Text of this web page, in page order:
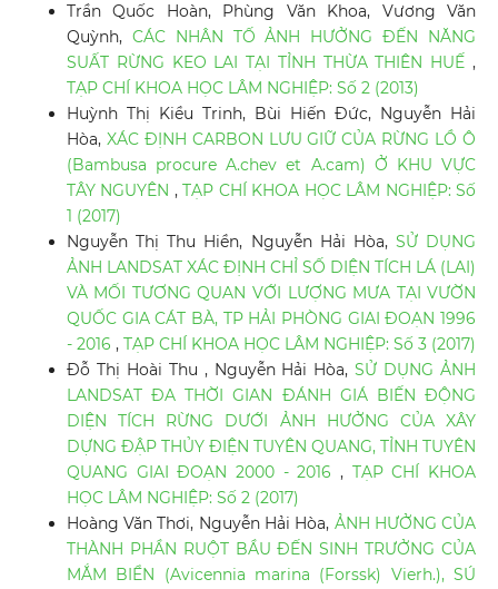
Trần Quốc Hoàn, Phùng Văn Khoa, Vương Văn
Quỳnh, CÁC NHÂN TỐ ẢNH HƯỞNG ĐẾN NĂNG
SUẤT RỪNG KEO LAI TẠI TỈNH THỪA THIÊN HUẾ,
TẠP CHÍ KHOA HỌC LÂM NGHIỆP: Số 2 (2013)
Huỳnh Thị Kiều Trinh, Bùi Hiến Đức, Nguyễn Hải
Hòa, XÁC ĐỊNH CARBON LƯU GIỮ CỦA RỪNG LỒ Ô
(Bambusa procure A.chev et A.cam) Ở KHU VỰC
TÂY NGUYÊN ,TẠP CHÍ KHOA HỌC LÂM NGHIỆP: Số
1 (2017)
Nguyễn Thị Thu Hiền, Nguyễn Hải Hòa, SỬ DỤNG
ẢNH LANDSAT XÁC ĐỊNH CHỈ SỐ DIỆN TÍCH LÁ (LAI)
VÀ MỐI TƯƠNG QUAN VỚI LƯỢNG MƯA TẠI VƯỜN
QUỐC GIA CÁT BÀ, TP HẢI PHÒNG GIAI ĐOẠN 1996
- 2016 , TẠP CHÍ KHOA HỌC LÂM NGHIỆP: Số 3 (2017)
Đỗ Thị Hoài Thu , Nguyễn Hải Hòa,SỬ DỤNG ẢNH
LANDSAT ĐA THỜI GIAN ĐÁNH GIÁ BIẾN ĐỘNG
DIỆN TÍCH RỪNG DƯỚI ẢNH HƯỞNG CỦA XÂY
DỰNG ĐẬP THỦY ĐIỆN TUYÊN QUANG, TỈNH TUYÊN
QUANG GIAI ĐOẠN 2000 - 2016, TẠP CHÍ KHOA
HỌC LÂM NGHIỆP: Số 2 (2017)
Hoàng Văn Thơi, Nguyễn Hải Hòa, ẢNH HƯỞNG CỦA
THÀNH PHẦN RUỘT BẦU ĐẾN SINH TRƯỞNG CỦA
MẮM BIỂN (Avicennia marina (Forssk) Vierh.), SÚ